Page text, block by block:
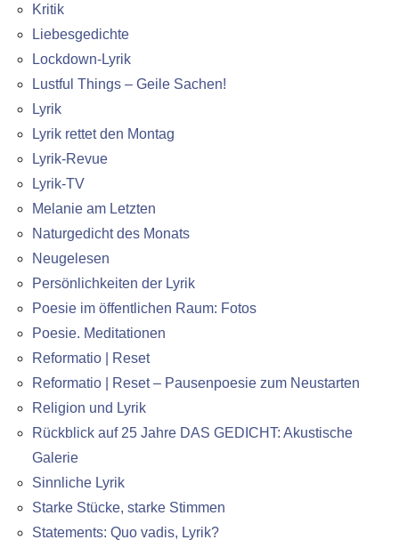
Kritik
Liebesgedichte
Lockdown-Lyrik
Lustful Things – Geile Sachen!
Lyrik
Lyrik rettet den Montag
Lyrik-Revue
Lyrik-TV
Melanie am Letzten
Naturgedicht des Monats
Neugelesen
Persönlichkeiten der Lyrik
Poesie im öffentlichen Raum: Fotos
Poesie. Meditationen
Reformatio | Reset
Reformatio | Reset – Pausenpoesie zum Neustarten
Religion und Lyrik
Rückblick auf 25 Jahre DAS GEDICHT: Akustische
Galerie
Sinnliche Lyrik
Starke Stücke, starke Stimmen
Statements: Quo vadis, Lyrik?